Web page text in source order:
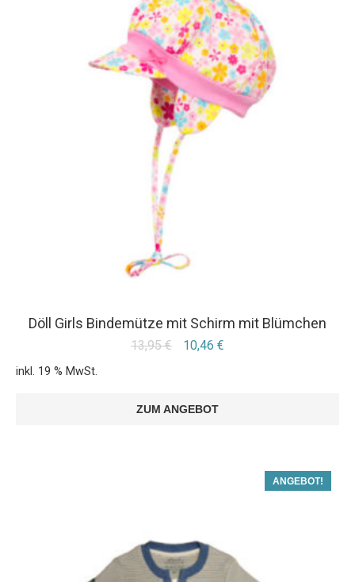
Döll Girls Bindemütze mit Schirm mit Blümchen
13,95€ 10,46 €
inkl. 19 % MwSt.
ZUM ANGEBOT
ANGEBOT!